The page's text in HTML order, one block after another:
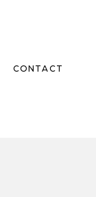
CONTACT